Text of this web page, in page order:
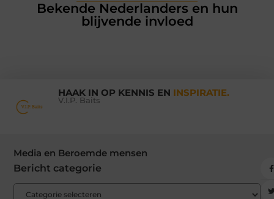
Bekende Nederlanders en hun
blijvende invloed
HAAK IN OP KENNIS EN INSPIRATIE.
V.I.P. Baits
Media en Beroemde mensen
Bericht categorie